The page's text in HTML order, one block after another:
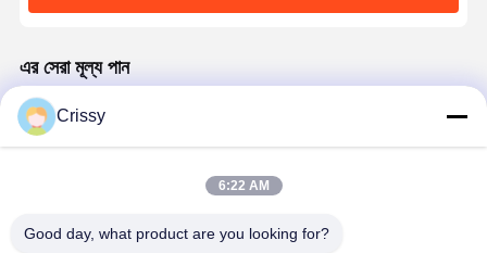
এর সেরা মূল্য পান
চালিয়ে
Crissy
6:22 AM
Good day, what product are you looking for?